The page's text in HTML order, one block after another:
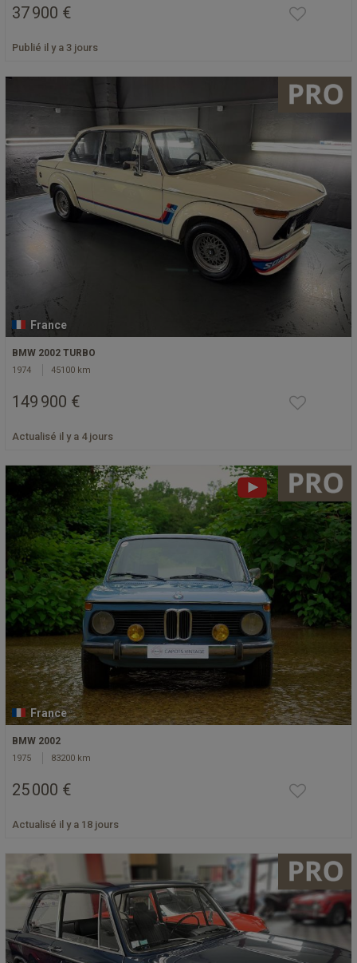
37 900 €
Publié il y a 3 jours
France
BMW 2002 TURBO
1974 45100 km
149 900 €
Actualisé il y a 4 jours
France
BMW 2002
1975 83200 km
25 000 €
Actualisé il y a 18 jours